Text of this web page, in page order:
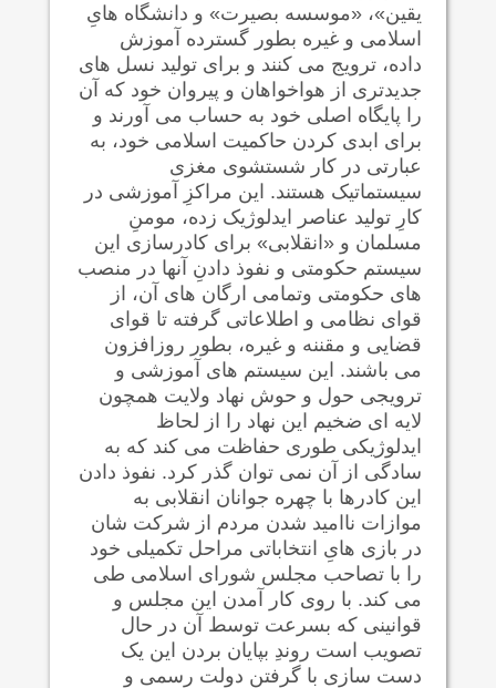
یقین»، «موسسه بصیرت» و دانشگاه هایِ
اسلامی و غیره بطور گسترده آموزش
داده، ترویج می کنند و برای تولید نسل های
جدیدتری از هواخواهان و پیروان خود که آن
را پایگاه اصلی خود به حساب می آورند و
برای ابدی کردن حاکمیت اسلامی خود، به
عبارتی در کار شستشوی مغزی
سیستماتیک هستند. این مراکزِ آموزشی در
کارِ تولید عناصر ایدلوژیک زده، مومنِ
مسلمان و «انقلابی» برای کادرسازی این
سیستم حکومتی و نفوذ دادنِ آنها در منصب
های حکومتی وتمامی ارگان های آن، از
قوای نظامی و اطلاعاتی گرفته تا قوای
قضایی و مقننه و غیره، بطور روزافزون
می باشند. این سیستم های آموزشی و
ترویجی حول و حوش نهاد ولایت همچون
لایه ای ضخیم این نهاد را از لحاظ
ایدلوژیکی طوری حفاظت می کند که به
سادگی از آن نمی توان گذر کرد. نفوذ دادن
این کادرها با چهره جوانان انقلابی به
موازات ناامید شدن مردم از شرکت شان
در بازی هایِ انتخاباتی مراحل تکمیلی خود
را با تصاحب مجلس شورای اسلامی طی
می کند. با روی کار آمدن این مجلس و
قوانینی که بسرعت توسط آن در حال
تصویب است روندِ بپایان بردن این یک
دست سازی با گرفتن دولت رسمی و